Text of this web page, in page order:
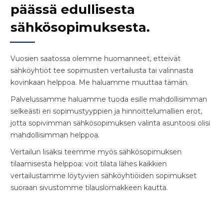
päässä edullisesta
sähkösopimuksesta.
Vuosien saatossa olemme huomanneet, etteivät
sähköyhtiöt tee sopimusten vertailusta tai valinnasta
kovinkaan helppoa. Me haluamme muuttaa tämän.
Palvelussamme haluamme tuoda esille mahdollisimman
selkeästi eri sopimustyyppien ja hinnoittelumallien erot,
jotta sopivimman sähkösopimuksen valinta asuntoosi olisi
mahdollisimman helppoa.
Vertailun lisäksi teemme myös sähkösopimuksen
tilaamisesta helppoa: voit tilata lähes kaikkien
vertailustamme löytyvien sähköyhtiöiden sopimukset
suoraan sivustomme tilauslomakkeen kautta.